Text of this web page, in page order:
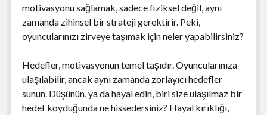
motivasyonu sağlamak, sadece fiziksel değil, aynı
zamanda zihinsel bir strateji gerektirir. Peki,
oyuncularınızı zirveye taşımak için neler yapabilirsiniz?
Hedefler, motivasyonun temel taşıdır. Oyuncularınıza
ulaşılabilir, ancak aynı zamanda zorlayıcı hedefler
sunun. Düşünün, ya da hayal edin, biri size ulaşılmaz bir
hedef koyduğunda ne hissedersiniz? Hayal kırıklığı,